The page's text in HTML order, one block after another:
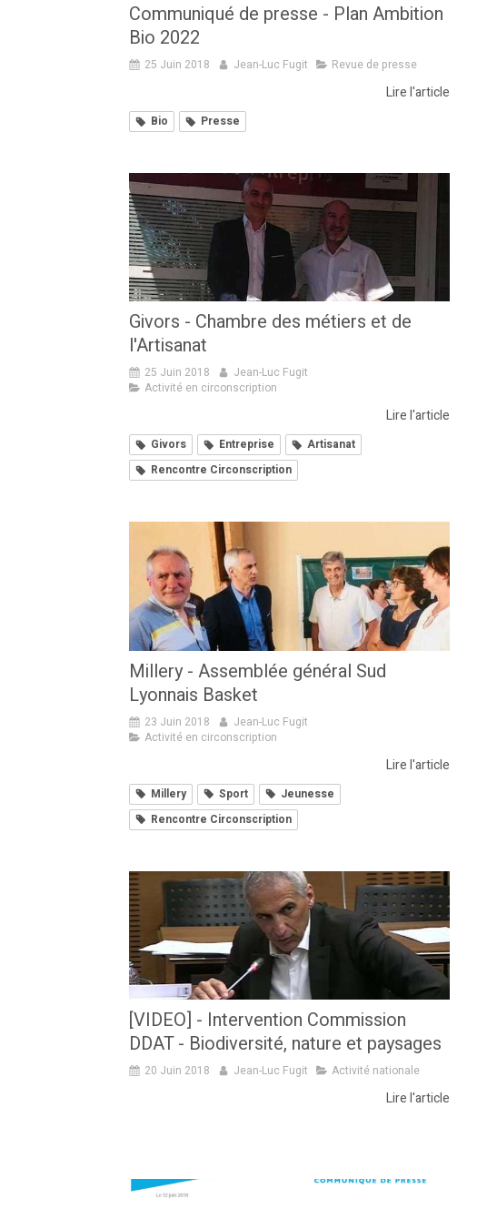
Communiqué de presse - Plan Ambition
Bio 2022
25 Juin 2018 Jean-Luc Fugit Revue de presse
Lire l'article
Bio Presse
Givors - Chambre des métiers et de
l'Artisanat
25 Juin 2018
Jean-Luc Fugit
Activité en circonscription
Lire l'article
Givors Entreprise
Artisanat
Rencontre Circonscription
Millery - Assemblée général Sud
Lyonnais Basket
23 Juin 2018
Jean-Luc Fugit
Activité en circonscription
Lire l'article
Millery Sport
Jeunesse
Rencontre Circonscription
[VIDEO] - Intervention Commission
DDAT - Biodiversité, nature et paysages
20 Juin 2018 Jean-Luc Fugit Activité nationale
Lire l'article